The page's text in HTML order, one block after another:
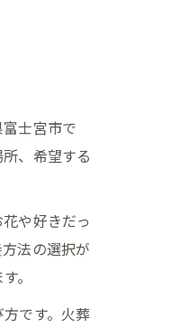
士宮市で
、希望する
や好きだっ
法の選択が
。
です。火葬